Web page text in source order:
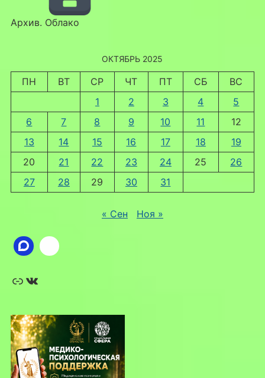
Архив. Облако
ОКТЯБРЬ 2025
ПН ВТ СР ЧТ ПТ СБ
ВС
1
2 3 4
5
6
7 8 9 10 11
12
13
14 15 16 17 18
19
20
21 22 23 24 25
26
27
28 29 30 31
« Сен Ноя »
Ссылка